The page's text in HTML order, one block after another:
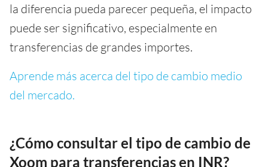
la diferencia pueda parecer pequeña, el impacto
puede ser significativo, especialmente en
transferencias de grandes importes.
Aprende más acerca del tipo de cambio medio
del mercado.
¿Cómo consultar el tipo de cambio de
Xoom para transferencias en INR?